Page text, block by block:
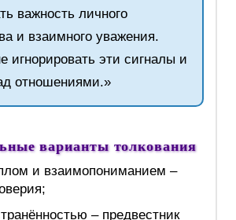
важность личного
и взаимного уважения.
игнорировать эти сигналы и
отношениями.»
варианты толкования
и взаимопониманием –
– предвестник